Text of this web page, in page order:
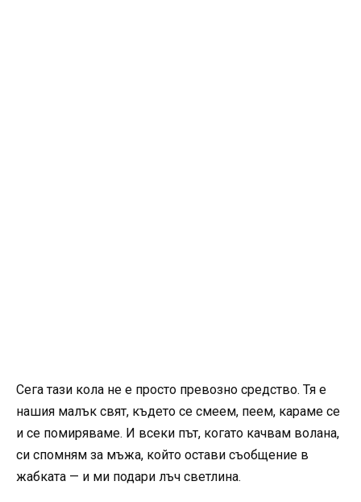
Сега тази кола не е просто превозно средство. Тя е
нашия малък свят, където се смеем, пеем, караме се
и се помиряваме. И всеки път, когато качвам волана,
си спомням за мъжа, който остави съобщение в
жабката — и ми подари лъч светлина.